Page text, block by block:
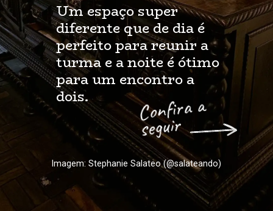
Um espaço super
diferente que de dia é
perfeito para reunir a
turma e a noite é ótimo
para um encontro a
dois.
Imagem: Stephanie Salateo (@salateando)
Confira a
seguir